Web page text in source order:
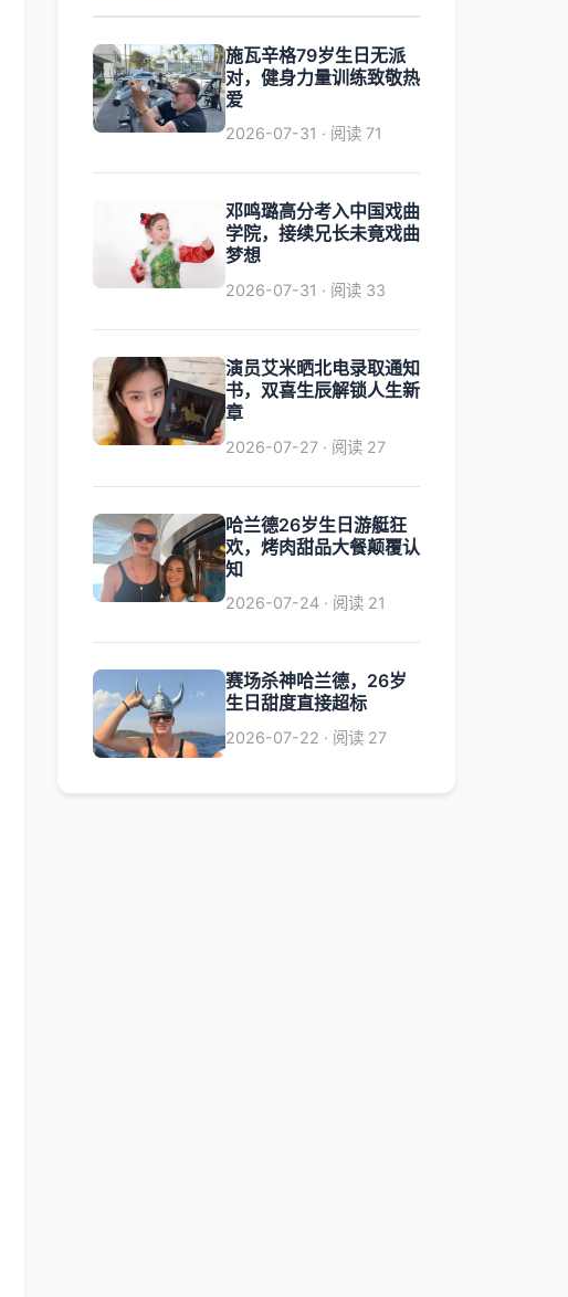
施瓦辛格79岁生日无派
对，健身力量训练致敬热
爱
2026-07-31 · 阅读 71
邓鸣璐高分考入中国戏曲
学院，接续兄长未竟戏曲
梦想
2026-07-31 · 阅读 33
演员艾米晒北电录取通知
书，双喜生辰解锁人生新
章
2026-07-27 · 阅读 27
哈兰德26岁生日游艇狂
欢，烤肉甜品大餐颠覆认
知
2026-07-24 · 阅读 21
赛场杀神哈兰德，26岁
生日甜度直接超标
2026-07-22 · 阅读 27